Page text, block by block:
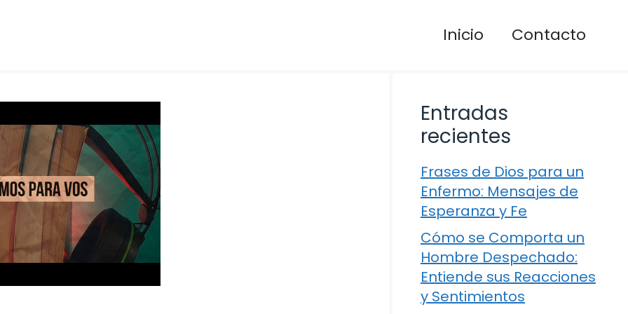
Inicio Contacto
Entradas
recientes
Frases de Dios para un
Enfermo: Mensajes de
Esperanza y Fe
Cómo se Comporta un
Hombre Despechado:
Entiende sus Reacciones
y Sentimientos